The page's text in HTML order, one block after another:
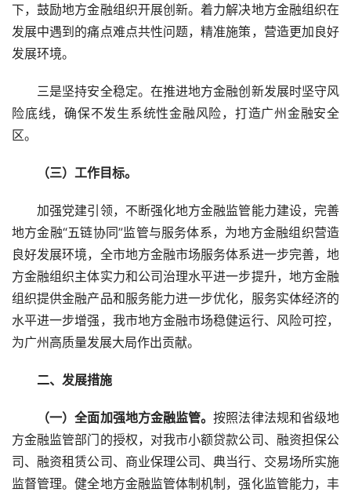
下，鼓励地方金融组织开展创新。着力解决地方金融组织在
发展中遇到的痛点难点共性问题，精准施策，营造更加良好
发展环境。
三是坚持安全稳定。在推进地方金融创新发展时坚守风
险底线，确保不发生系统性金融风险，打造广州金融安全
区。
（三）工作目标。
加强党建引领，不断强化地方金融监管能力建设，完善
地方金融“五链协同”监管与服务体系，为地方金融组织营造
良好发展环境，全市地方金融市场服务体系进一步完善，地
方金融组织主体实力和公司治理水平进一步提升，地方金融
组织提供金融产品和服务能力进一步优化，服务实体经济的
水平进一步增强，我市地方金融市场稳健运行、风险可控，
为广州高质量发展大局作出贡献。
二、发展措施
（一）全面加强地方金融监管。按照法律法规和省级地
方金融监管部门的授权，对我市小额贷款公司、融资担保公
司、融资租赁公司、商业保理公司、典当行、交易场所实施
监督管理。健全地方金融监管体制机制，强化监管能力，丰